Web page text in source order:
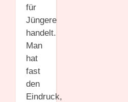
für
Jüngere
handelt.
Man
hat
fast
den
Eindruck,